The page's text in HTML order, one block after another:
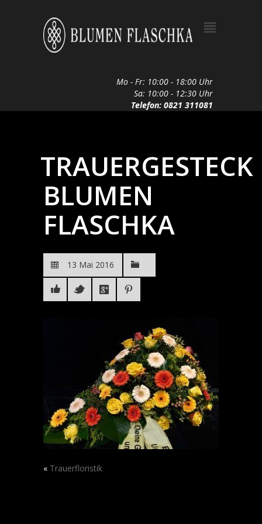
Mo - Fr: 10:00 - 18:00 Uhr
Sa: 10:00 - 12:30 Uhr
Telefon: 0821 311081
TRAUERGESTECK
BLUMEN
FLASCHKA
13 Mai 2016
« Trauerfloristik